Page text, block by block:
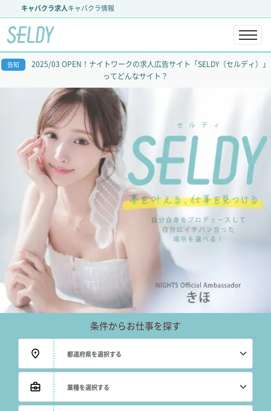
キャバクラ求人キャバクラ情報
告知
2025/03 OPEN！ナイトワークの求人広告サイト「SELDY（セルディ）」
ってどんなサイト？
条件からお仕事を探す